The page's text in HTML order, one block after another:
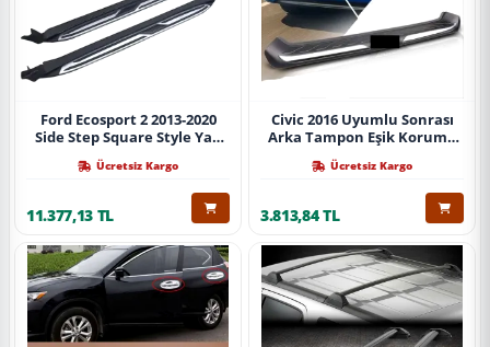
Ford Ecosport 2 2013-2020
Side Step Square Style Yan
Ücretsiz Kargo
11.377,13 TL
Civic 2016 Uyumlu Sonrası
Arka Tampon Eşik Koruma
Ücretsiz Kargo
3.813,84 TL